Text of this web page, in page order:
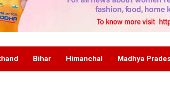
Bihar Himanchal Madhya